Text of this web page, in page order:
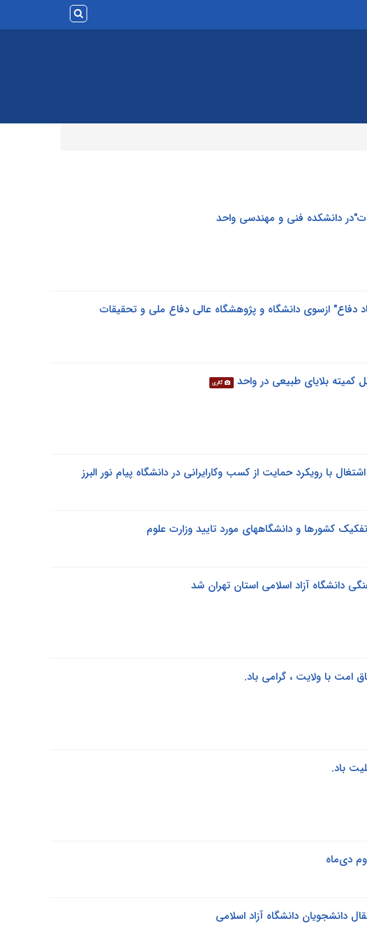
دانشکده فنی و مهندسی واحد
ازسوی دانشگاه و پژوهشگاه عالی دفاع ملی و تحقیقات
بلایای طبیعی در واحد گالری
با رویکرد حمایت از کسب وکارایرانی در دانشگاه پیام نور البرز
کشورها و دانشگاههای مورد تایید وزارت علوم
آزاد اسلامی استان تهران شد
باد.
دی‌ماه